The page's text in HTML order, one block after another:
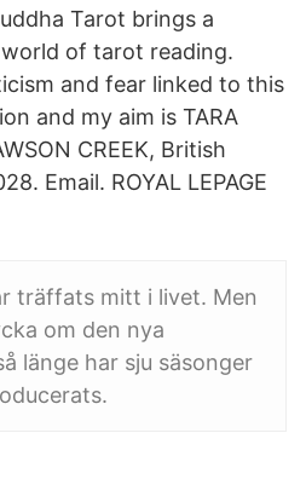
Tarot brings a
of tarot reading.
and fear linked to this
and my aim is TARA
CREEK, British
Email. ROYAL LEPAGE
träffats mitt i livet. Men
om den nya
länge har sju säsonger